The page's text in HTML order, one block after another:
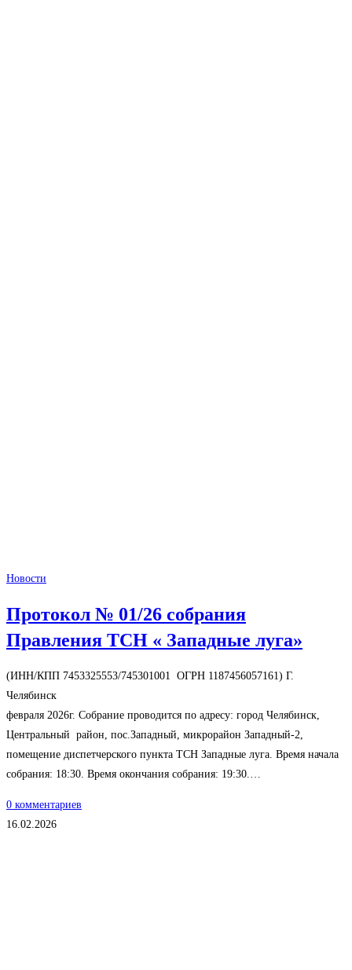
Новости
Протокол № 01/26 собрания
Правления ТСН « Западные луга»
(ИНН/КПП 7453325553/745301001 ОГРН 1187456057161) Г.
февраля 2026г. Собрание проводится по адресу: город Челябинск,
Центральный район, пос.Западный, микрорайон Западный-2,
помещение диспетчерского пункта ТСН Западные луга. Время начала
собрания: 18:30. Время окончания собрания: 19:30.…
0 комментариев
16.02.2026